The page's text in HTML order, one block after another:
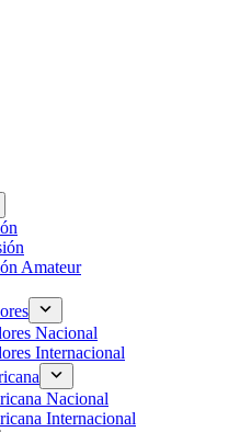
Amateur
Nacional
Internacional
Nacional
Internacional